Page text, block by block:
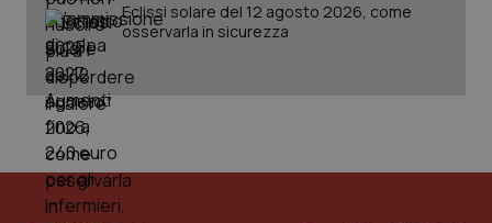
Eclissi solare del 12 agosto 2026, come
osservarla in sicurezza
PHPSESSID